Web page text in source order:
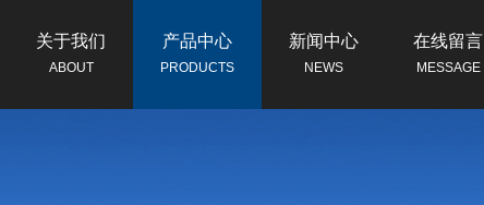
关于我们
ABOUT
产品中心
PRODUCTS
新闻中心
NEWS
在线留言
MESSAGE